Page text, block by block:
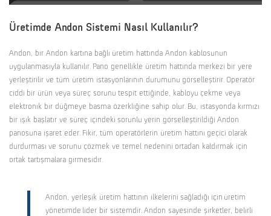
Üretimde Andon Sistemi Nasıl Kullanılır?
Andon, bir Andon kartına bağlı üretim hattında Andon kablosunun
uygulanmasıyla kullanılır. Pano genellikle üretim hattında merkezi bir yere
yerleştirilir ve tüm üretim istasyonlarının durumunu görselleştirir. Operatör
ciddi bir ürün veya süreç sorunu tespit ettiğinde, kabloyu çekme veya
elektronik bir düğmeye basma özerkliğine sahip olur. Bu, istasyonda kırmızı
bir ışık başlatır ve süreç içindeki sorunlu yerin görselleştirildiği Andon
panosuna işaret eder. Fikir, tüm operatörlerin üretim hattını geçici olarak
durdurması ve sorunu çözmek ve temel nedenini ortadan kaldırmak için
ortak tartışmalara girmesidir.
Andon, yerleşik üretim hattının ilkelerini sağladığı için üretim
yönetimde lider bir sistemdir. Andon sayesinde şirketler, belirli